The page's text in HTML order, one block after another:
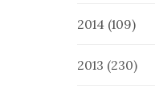
2014 (109)
2013 (230)